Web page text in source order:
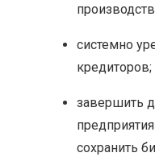
системно
кредиторов;
завершить
сохранить